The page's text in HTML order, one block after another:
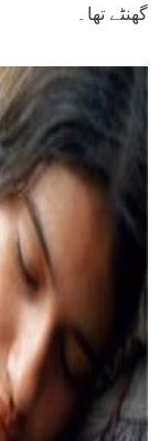
گھنٹے تھا۔